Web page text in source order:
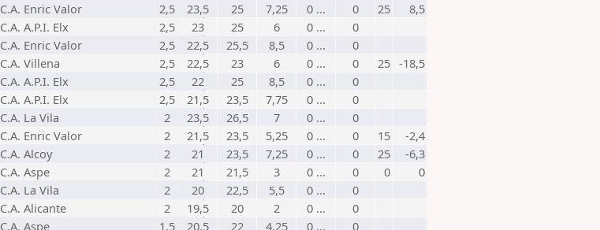
C.A. Enric Valor 2,5 23,5 25 7,25 0 ... 0 25
8,5
C.A. A.P.I. Elx 2,5 23 25 6 0 ...
0
C.A. Enric Valor 2,5 22,5 25,5 8,5 0 ...
0
C.A. Villena 2,5 22,5 23 6 0 ... 0 25 -18,5
C.A. A.P.I. Elx 2,5 22 25 8,5 0 ...
0
C.A. A.P.I. Elx 2,5 21,5 23,5 7,75 0 ...
0
C.A. La Vila 2 23,5 26,5 7 0 ...
0
C.A. Enric Valor 2 21,5 23,5 5,25 0 ... 0 15
-2,4
C.A. Alcoy 2 21 23,5 7,25 0 ... 0 25
-6,3
C.A. Aspe 2 21 21,5 3 0 ... 0 0
0
C.A. La Vila 2 20 22,5 5,5 0 ...
0
C.A. Alicante 2 19,5 20 2 0 ...
0
C.A. Aspe 1,5 20,5 22 4,25 0 ... 0